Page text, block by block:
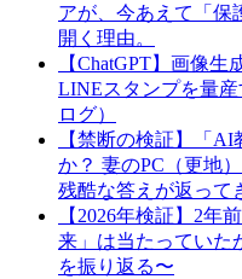
アが、今あえて「保
開く理由。
【ChatGPT】画像
LINEスタンプを量産
ログ）
【禁断の検証】「
か？ 妻のPC（更地
残酷な答えが返って
【2026年検証】2年
来」は当たっていた
を振り返る〜